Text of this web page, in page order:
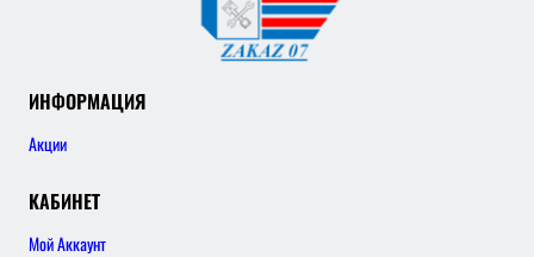
ИНФОРМАЦИЯ
Акции
КАБИНЕТ
Мой Аккаунт